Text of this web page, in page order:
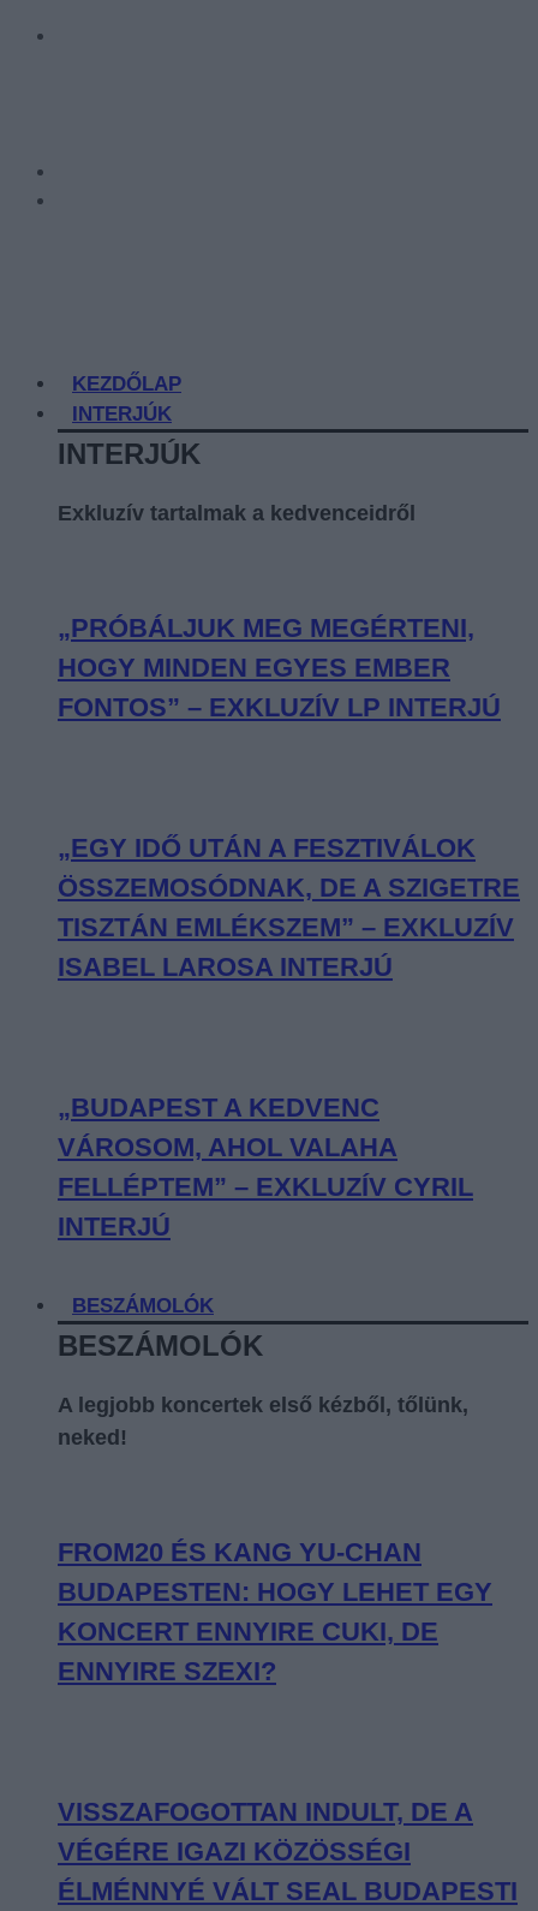
KEZDŐLAP
INTERJÚK
INTERJÚK
Exkluzív tartalmak a kedvenceidről
„PRÓBÁLJUK MEG MEGÉRTENI,
HOGY MINDEN EGYES EMBER
FONTOS” – EXKLUZÍV LP INTERJÚ
„EGY IDŐ UTÁN A FESZTIVÁLOK
ÖSSZEMOSÓDNAK, DE A SZIGETRE
TISZTÁN EMLÉKSZEM” – EXKLUZÍV
ISABEL LAROSA INTERJÚ
„BUDAPEST A KEDVENC
VÁROSOM, AHOL VALAHA
FELLÉPTEM” – EXKLUZÍV CYRIL
INTERJÚ
BESZÁMOLÓK
BESZÁMOLÓK
A legjobb koncertek első kézből, tőlünk,
neked!
FROM20 ÉS KANG YU-CHAN
BUDAPESTEN: HOGY LEHET EGY
KONCERT ENNYIRE CUKI, DE
ENNYIRE SZEXI?
VISSZAFOGOTTAN INDULT, DE A
VÉGÉRE IGAZI KÖZÖSSÉGI
ÉLMÉNNYÉ VÁLT SEAL BUDAPESTI